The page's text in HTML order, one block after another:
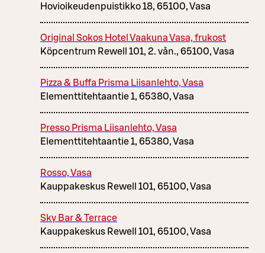
Hovioikeudenpuistikko 18, 65100, Vasa
Original Sokos Hotel Vaakuna Vasa, frukost
Köpcentrum Rewell 101, 2. vån., 65100, Vasa
Pizza & Buffa Prisma Liisanlehto, Vasa
Elementtitehtaantie 1, 65380, Vasa
Presso Prisma Liisanlehto, Vasa
Elementtitehtaantie 1, 65380, Vasa
Rosso, Vasa
Kauppakeskus Rewell 101, 65100, Vasa
Sky Bar & Terrace
Kauppakeskus Rewell 101, 65100, Vasa